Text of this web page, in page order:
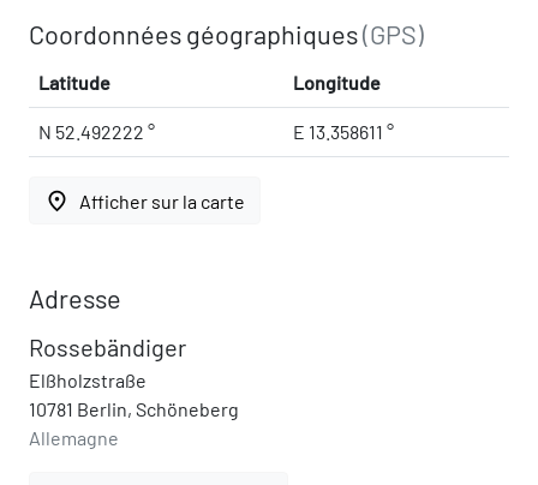
Coordonnées géographiques(GPS)
Latitude Longitude
N 52.492222 ° E 13.358611 °
place Afficher sur la carte
Adresse
Rossebändiger
Elßholzstraße
10781 Berlin, Schöneberg
Allemagne